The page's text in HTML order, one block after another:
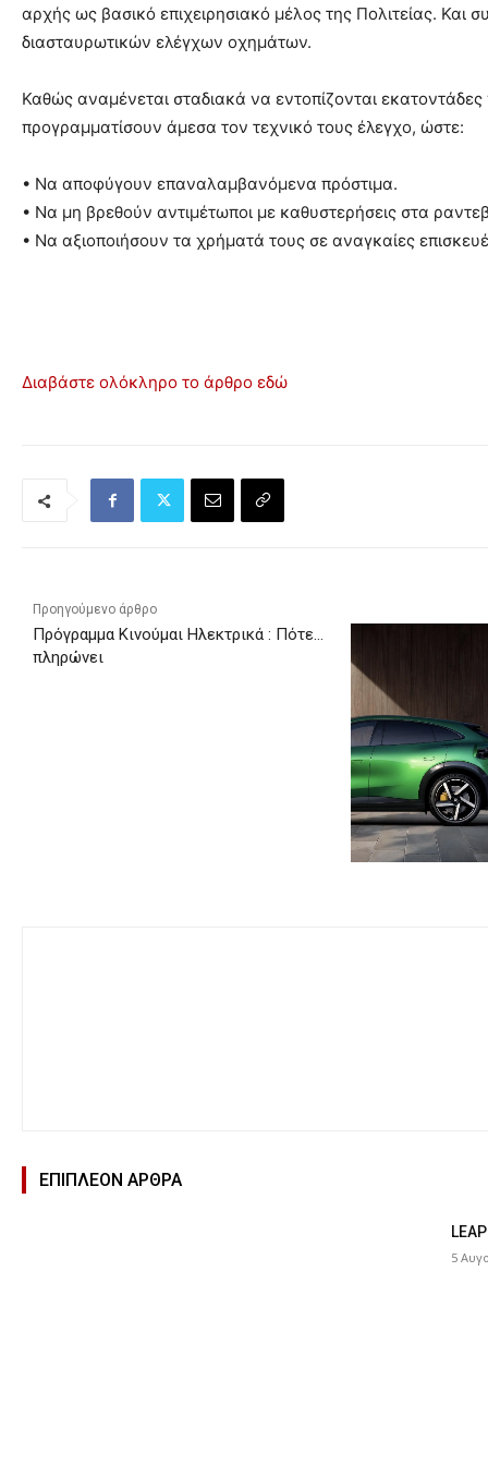
αρχής ως βασικό επιχειρησιακό μέλος της Πολιτείας. Και
διασταυρωτικών ελέγχων οχημάτων.
Καθώς αναμένεται σταδιακά να εντοπίζονται
προγραμματίσουν άμεσα τον τεχνικό τους έλεγχο, ώστε:
• Να αποφύγουν επαναλαμβανόμενα πρόστιμα.
• Να μη βρεθούν αντιμέτωποι με καθυστερήσεις στα
• Να αξιοποιήσουν τα χρήματά τους σε αναγκαίες
Διαβάστε ολόκληρο το άρθρο εδώ
Προηγούμενο άρθρο
Πρόγραμμα Κινούμαι Ηλεκτρικά : Πότε…
πληρώνει
ΕΠΙΠΛΕΟΝ ΑΡΘΡΑ
5